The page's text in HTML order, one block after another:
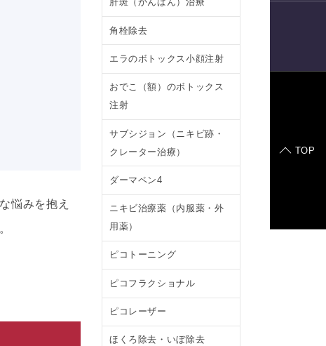
悩みを抱え
角栓除去
エラのボトックス小顔注射
おでこ（額）のボトックス
注射
サブシジョン（ニキビ跡・
クレーター治療）
ダーマペン4
ニキビ治療薬（内服薬・外
用薬）
ピコトーニング
ピコフラクショナル
ピコレーザー
ほくろ除去・いぼ除去
TOP